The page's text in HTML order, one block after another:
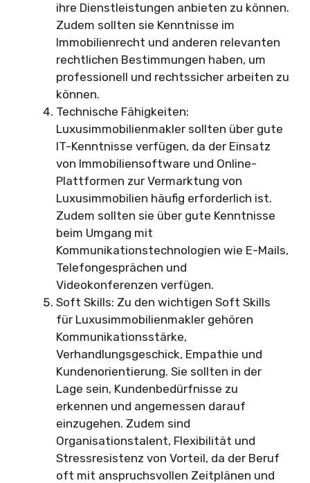
ihre Dienstleistungen anbieten zu können.
Zudem sollten sie Kenntnisse im
Immobilienrecht und anderen relevanten
rechtlichen Bestimmungen haben, um
professionell und rechtssicher arbeiten zu
können.
Technische Fähigkeiten:
Luxusimmobilienmakler sollten über gute
IT-Kenntnisse verfügen, da der Einsatz
von Immobiliensoftware und Online-
Plattformen zur Vermarktung von
Luxusimmobilien häufig erforderlich ist.
Zudem sollten sie über gute Kenntnisse
beim Umgang mit
Kommunikationstechnologien wie E-Mails,
Telefongesprächen und
Videokonferenzen verfügen.
Soft Skills: Zu den wichtigen Soft Skills
für Luxusimmobilienmakler gehören
Kommunikationsstärke,
Verhandlungsgeschick, Empathie und
Kundenorientierung. Sie sollten in der
Lage sein, Kundenbedürfnisse zu
erkennen und angemessen darauf
einzugehen. Zudem sind
Organisationstalent, Flexibilität und
Stressresistenz von Vorteil, da der Beruf
oft mit anspruchsvollen Zeitplänen und